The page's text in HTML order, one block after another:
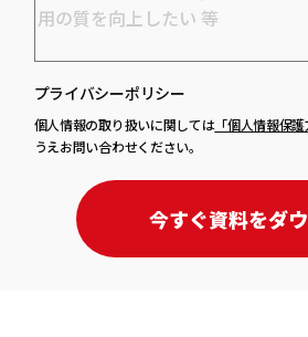
プライバシーポリシー
個人情報の取り扱いに関しては「個人情報保護
うえお問い合わせください。